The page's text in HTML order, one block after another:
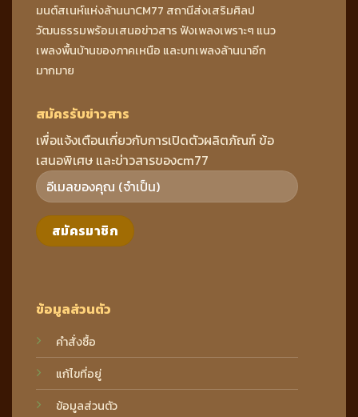
มนต์สเนห์แห่งล้านนาCM77 สถานีส่งเสริมศิลป
วัฒนธรรมพร้อมเสนอข่าวสาร ฟังเพลงเพราะๆ แนว
เพลงพื้นบ้านของภาคเหนือ และบทเพลงล้านนาอีก
มากมาย
ข้อมูลส่วนตัว
คำสั่งซื้อ
แก้ไขที่อยู่
ข้อมูลส่วนตัว
สมัครรับข่าวสาร
เพื่อแจ้งเตือนเกี่ยวกับการเปิดตัวผลิตภัณฑ์ ข้อ
เสนอพิเศษ และข่าวสารของcm77